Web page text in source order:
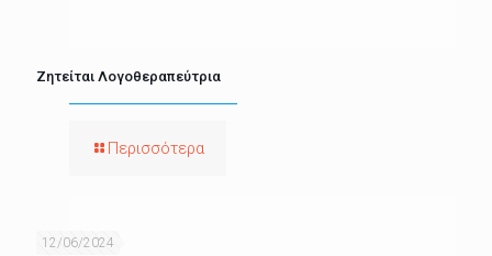
Ζητείται Λογοθεραπεύτρια
Περισσότερα
12/06/2024